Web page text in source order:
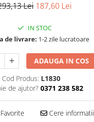
Lei 187,60 Lei
IN STOC
de livrare: 1-2 zile lucratoare
ADAUGA IN COS
Cod Produs: L1830
de ajutor? 0371 238 582
Cere informatii